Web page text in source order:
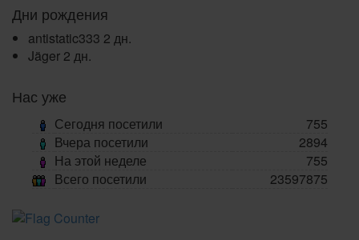
Дни рождения
antistatic333 2 дн.
Jäger 2 дн.
Нас уже
Сегодня посетили
755
Вчера посетили
2894
На этой неделе
755
Всего посетили
23597875